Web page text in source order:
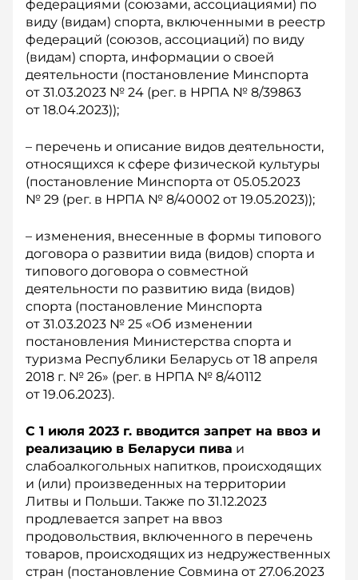
федерациями (союзами, ассоциациями) по
виду (видам) спорта, включенными в реестр
федераций (союзов, ассоциаций) по виду
(видам) спорта, информации о своей
деятельности (постановление Минспорта
от 31.03.2023 № 24 (рег. в НРПА № 8/39863
от 18.04.2023));
– перечень и описание видов деятельности,
относящихся к сфере физической культуры
(постановление Минспорта от 05.05.2023
№ 29 (рег. в НРПА № 8/40002 от 19.05.2023));
– изменения, внесенные в формы типового
договора о развитии вида (видов) спорта и
типового договора о совместной
деятельности по развитию вида (видов)
спорта (постановление Минспорта
от 31.03.2023 № 25 «Об изменении
постановления Министерства спорта и
туризма Республики Беларусь от 18 апреля
2018 г. № 26» (рег. в НРПА № 8/40112
от 19.06.2023).
С 1 июля 2023 г. вводится запрет на ввоз и
реализацию в Беларуси пива и
слабоалкогольных напитков, происходящих
и (или) произведенных на территории
Литвы и Польши. Также по 31.12.2023
продлевается запрет на ввоз
продовольствия, включенного в перечень
товаров, происходящих из недружественных
стран (постановление Совмина от 27.06.2023